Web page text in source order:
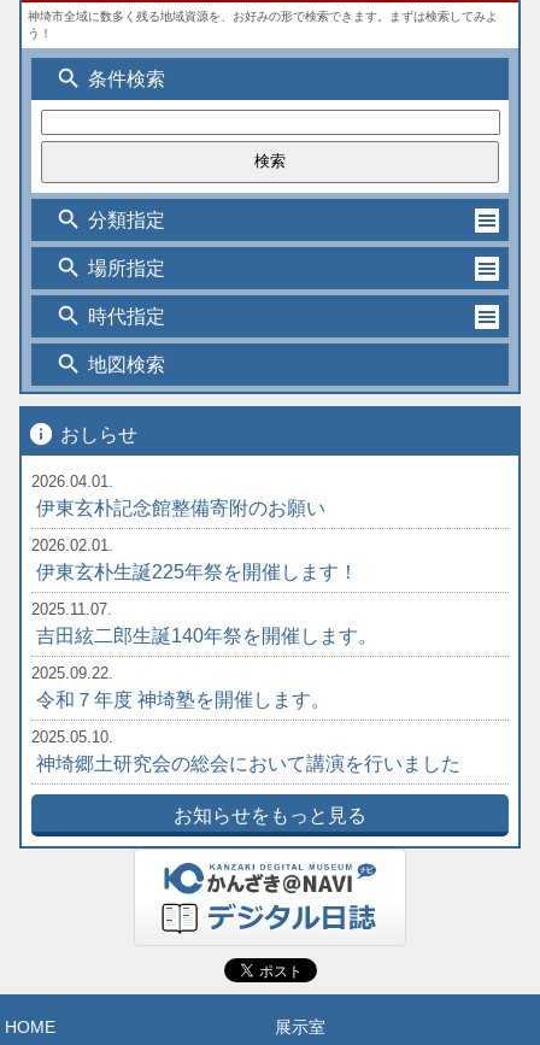
神埼市全域に数多く残る地域資源を、お好みの形で検索できます。まずは検索してみよ
う！
search 条件検索
search 分類指定
search 場所指定
search 時代指定
search 地図検索
info おしらせ
2026.04.01.
伊東玄朴記念館整備寄附のお願い
2026.02.01.
伊東玄朴生誕225年祭を開催します！
2025.11.07.
吉田絃二郎生誕140年祭を開催します。
2025.09.22.
令和７年度 神埼塾を開催します。
2025.05.10.
神埼郷土研究会の総会において講演を行いました
お知らせをもっと見る
HOME 展示室